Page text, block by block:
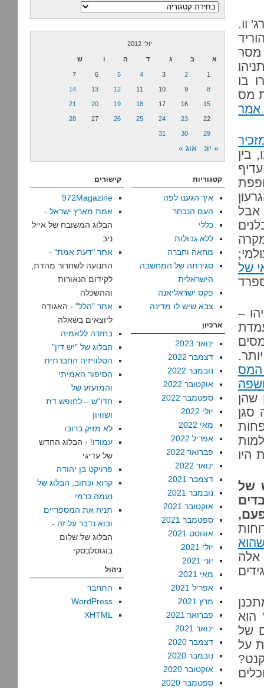
וו.
מסר
ידוע כבר בסוף 2008. נתניהו
בו
מס
אמר
בין
אבל
יגיע ל-3.7%, ובמקרה
של
של ספרד
–
שהן
הודה סגן
פחות
היו
של
אלה
הוא
של
על
קטגוריות
יולי 2012
א ב ג ד ה ו ש
1
2
3
4
5
6
7
8
9
10
11
12
13
14
15
16
17
18
19
20
21
22
23
24
25
26
27
28
29
30
31
« יונ אוג »
קטגוריות
איך הגענו לפה
העם הנבחר
כללי
ללא גבולות
מחאה וחברה
סגירתה של המחשבה
הישראלית
פקס ישראליאנה
צבא שיש לו מדינה
ארכיון
ינואר 2023
דצמבר 2022
נובמבר 2022
אוקטובר 2022
ספטמבר 2022
יולי 2022
מאי 2022
אפריל 2022
פברואר 2022
ינואר 2022
דצמבר 2021
נובמבר 2021
אוקטובר 2021
ספטמבר 2021
אוגוסט 2021
יולי 2021
יוני 2021
מאי 2021
אפריל 2021
מרץ 2021
פברואר 2021
ינואר 2021
דצמבר 2020
נובמבר 2020
אוקטובר 2020
ספטמבר 2020
קישורים
972Magazine
אמת מארץ ישראל -
הבלוג המשובח של אייל
ניב
אתר "דעת אמת" -
התנועה לשחרור מהדת,
לקידום הנאורות
וההשכלה
אתר "הלל" - האגודה
ליוצאים בשאלה
בחזרה ללאמיה
הבלוג של "יש דין"
הטלוויזיה החברתית
הסיפור האמיתי
והמזעזע של
חדו"ש – לחופש דת
ושוויון
לא מזיק ברובו
עמודו! - הבלוג החדש
של עדיגי
פרויקט בן יהודה
קרוא וכתוב, הבלוג של
נעמה כרמי
תניח את המספריים
ובוא נדבר על זה -
הבלוג של שלום
בוגוסלבסקי
ניהול
התחבר
WordPress
XHTML